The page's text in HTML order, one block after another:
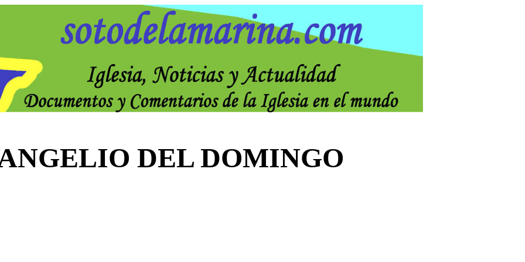
DEL DOMINGO